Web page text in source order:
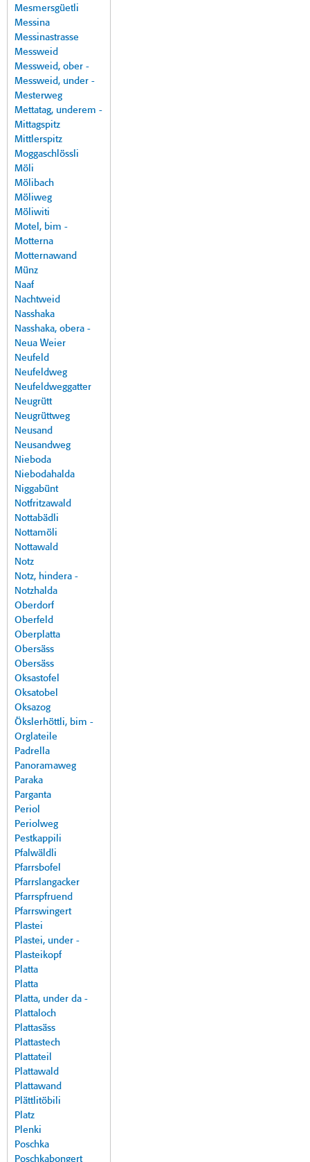
Mesmersgüetli
Messina
Messinastrasse
Messweid
Messweid, ober -
Messweid, under -
Mesterweg
Mettatag, underem -
Mittagspitz
Mittlerspitz
Moggaschlössli
Möli
Mölibach
Möliweg
Möliwiti
Motel, bim -
Motterna
Motternawand
Münz
Naaf
Nachtweid
Nasshaka
Nasshaka, obera -
Neua Weier
Neufeld
Neufeldweg
Neufeldweggatter
Neugrütt
Neugrüttweg
Neusand
Neusandweg
Nieboda
Niebodahalda
Niggabünt
Notfritzawald
Nottabädli
Nottamöli
Nottawald
Notz
Notz, hindera -
Notzhalda
Oberdorf
Oberfeld
Oberplatta
Obersäss
Obersäss
Oksastofel
Oksatobel
Oksazog
Ökslerhöttli, bim -
Orglateile
Padrella
Panoramaweg
Paraka
Parganta
Periol
Periolweg
Pestkappili
Pfalwäldli
Pfarrsbofel
Pfarrslangacker
Pfarrspfruend
Pfarrswingert
Plastei
Plastei, under -
Plasteikopf
Platta
Platta
Platta, under da -
Plattaloch
Plattasäss
Plattastech
Plattateil
Plattawald
Plattawand
Plättlitöbili
Platz
Plenki
Poschka
Poschkabongert